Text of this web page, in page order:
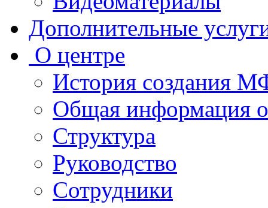
Дополнительные
О центре
История создания
Общая
Структура
Руководство
Сотрудники